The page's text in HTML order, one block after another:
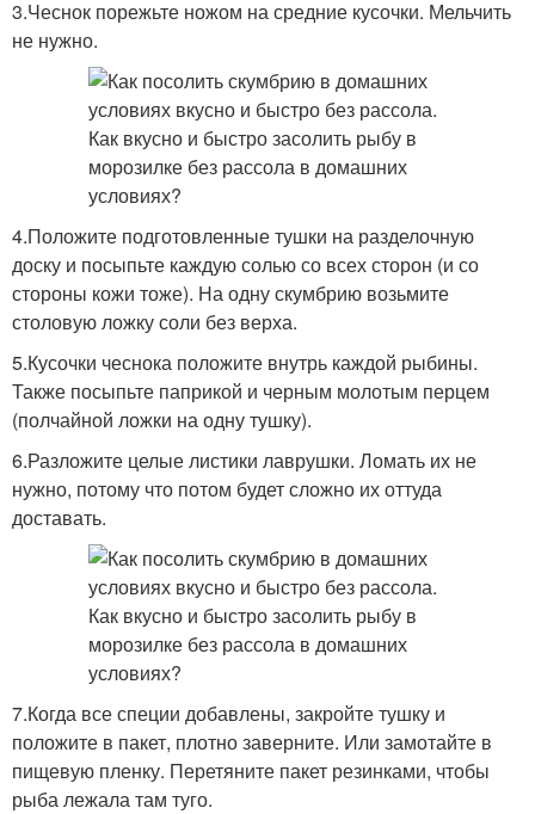
3.Чеснок порежьте ножом на средние кусочки. Мельчить
не нужно.
4.Положите подготовленные тушки на разделочную
доску и посыпьте каждую солью со всех сторон (и со
стороны кожи тоже). На одну скумбрию возьмите
столовую ложку соли без верха.
5.Кусочки чеснока положите внутрь каждой рыбины.
Также посыпьте паприкой и черным молотым перцем
(полчайной ложки на одну тушку).
6.Разложите целые листики лаврушки. Ломать их не
нужно, потому что потом будет сложно их оттуда
доставать.
7.Когда все специи добавлены, закройте тушку и
положите в пакет, плотно заверните. Или замотайте в
пищевую пленку. Перетяните пакет резинками, чтобы
рыба лежала там туго.